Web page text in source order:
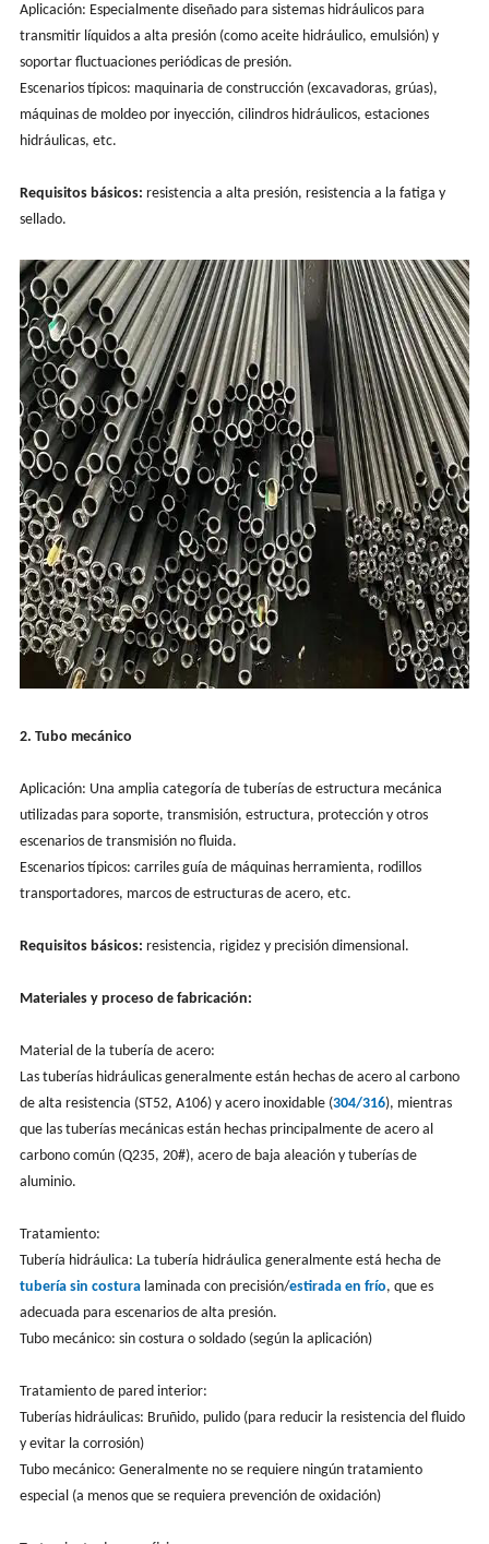
Aplicación: Especialmente diseñado para sistemas hidráulicos para
transmitir líquidos a alta presión (como aceite hidráulico, emulsión) y
soportar fluctuaciones periódicas de presión.
Escenarios típicos: maquinaria de construcción (excavadoras, grúas),
máquinas de moldeo por inyección, cilindros hidráulicos, estaciones
hidráulicas, etc.
Requisitos básicos: resistencia a alta presión, resistencia a la fatiga y
sellado.
2. Tubo mecánico
Aplicación: Una amplia categoría de tuberías de estructura mecánica
utilizadas para soporte, transmisión, estructura, protección y otros
escenarios de transmisión no fluida.
Escenarios típicos: carriles guía de máquinas herramienta, rodillos
transportadores, marcos de estructuras de acero, etc.
Requisitos básicos: resistencia, rigidez y precisión dimensional.
Materiales y proceso de fabricación:
Material de la tubería de acero:
Las tuberías hidráulicas generalmente están hechas de acero al carbono
de alta resistencia (ST52, A106) y acero inoxidable (304/316), mientras
que las tuberías mecánicas están hechas principalmente de acero al
carbono común (Q235, 20#), acero de baja aleación y tuberías de
aluminio.
Tratamiento:
Tubería hidráulica: La tubería hidráulica generalmente está hecha de
tubería sin costuralaminada con precisión/estirada en frío, que es
adecuada para escenarios de alta presión.
Tubo mecánico: sin costura o soldado (según la aplicación)
Tratamiento de pared interior:
Tuberías hidráulicas: Bruñido, pulido (para reducir la resistencia del fluido
y evitar la corrosión)
Tubo mecánico: Generalmente no se requiere ningún tratamiento
especial (a menos que se requiera prevención de oxidación)